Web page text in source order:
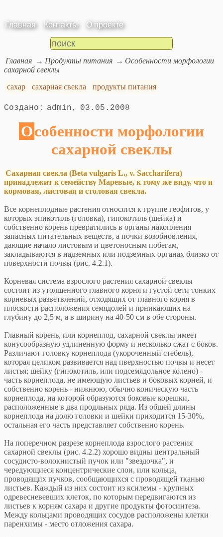
Главная Контакты О проекте
Главная Продукты питания
Особенности морфологии
сахарной свеклы
сахар
сахарная свекла продукты питания
admin 03.05.2008
Особенности морфологии
сахарной свеклы
Сахарная свекла (Beta vulgaris L., v. Saccharifera)
принадлежит к семейству Маревые, к тому же виду, что и
кормовая, листовая и столовая свекла.
Все корнеплодные растения относятся к группе геофитов, у
которых эпикотиль (головка), гипокотиль (шейка) и
собственно корень превратились в органы накопления
запасных питательных веществ, а почки возобновления,
дающие начало листовым и цветоносным побегам,
закладываются в надземных или подземных органах близко от
поверхности почвы (рис. 4.2.1).
Корневая система взрослого растения сахарной свеклы
состоит из утолщенного главного корня и густой сети тонких
корневых разветвлений, отходящих от главного корня в
плоскости расположения семядолей и прникающих на
глубину до 2,5 м, а в ширину на 40-50 см в обе стороны.
Главный корень, или корнеплод, сахарной свеклы имеет
конусообразную удлиненную форму и несколько сжат с боков.
Различают головку корнеплода (укороченный стебель),
которая целиком развивается над пверхностью почвы и несет
листья; шейку (гипокотиль, или подсемядольное колено) -
часть корнеплода, не имеющую листьев и боковых корней, и
собственно корень - нижнюю, обычно коническую часть
корнеплода, на которой образуются боковые корешки,
расположенные в два продльных ряда. Из общей длины
корнеплода на долю головки и шейки приходится 15-30%,
остальная его часть представляет собственно корень.
На поперечном разрезе корнеплода взрослого растения
сахарной свеклы (рис. 4.2.2) хорошо видны центральный
сосудисто-волокнистый пучок или "звездочка", и
чередующиеся концентрические слои, или кольца,
проводящих пучков, сообщающихся с проводящей тканью
листьев. Каждый из них состоит из ксилемы - крупных
одревесневевших клеток, по которым передвигаются из
листьев к корням сахара и другие продукты фотосинтеза.
Между кольцами проводящих сосудов расположены клетки
паренхимы - место отложения сахара.